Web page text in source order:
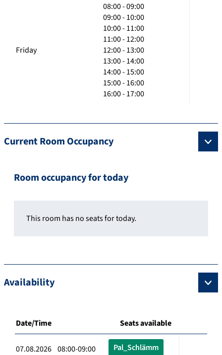
Friday
08:00 - 09:00
09:00 - 10:00
10:00 - 11:00
11:00 - 12:00
12:00 - 13:00
13:00 - 14:00
14:00 - 15:00
15:00 - 16:00
16:00 - 17:00
Current Room Occupancy
Room occupancy for today
This room has no seats for today.
Availability
Date/Time Seats available
07.08.2026 08:00-09:00 Pal_Schlämm